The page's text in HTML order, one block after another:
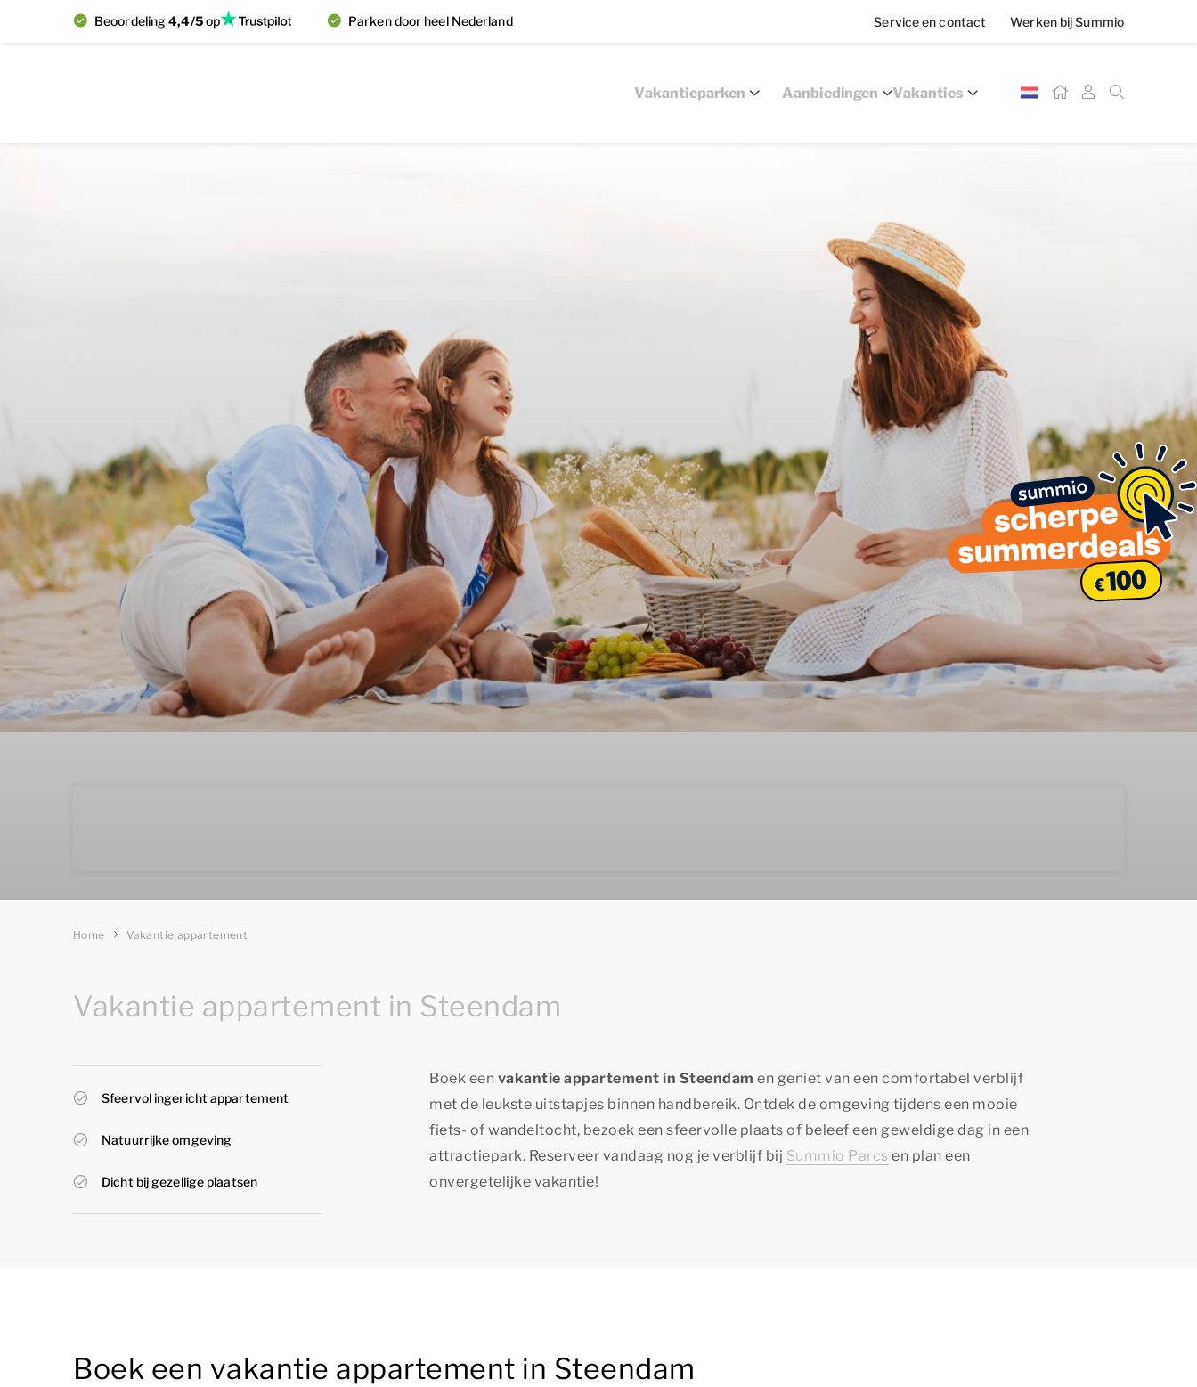
Beoordeling4,4/5op Parken door heel Nederland Service en contact Werken bij Summio
Vakantieparken Aanbiedingen Vakanties
Home Vakantie appartement
Vakantie appartement in Steendam
Sfeervol ingericht appartement
Natuurrijke omgeving
Dicht bij gezellige plaatsen
Boek een vakantie appartement in Steendam en geniet van een comfortabel verblijf
met de leukste uitstapjes binnen handbereik. Ontdek de omgeving tijdens een mooie
fiets- of wandeltocht, bezoek een sfeervolle plaats of beleef een geweldige dag in een
attractiepark. Reserveer vandaag nog je verblijf bij Summio Parcs en plan een
onvergetelijke vakantie!
Boek een vakantie appartement in Steendam